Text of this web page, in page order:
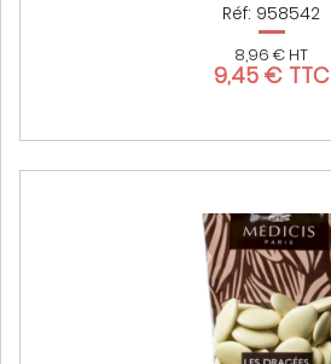
Réf: 958542
8,96 € HT
9,45 € TTC